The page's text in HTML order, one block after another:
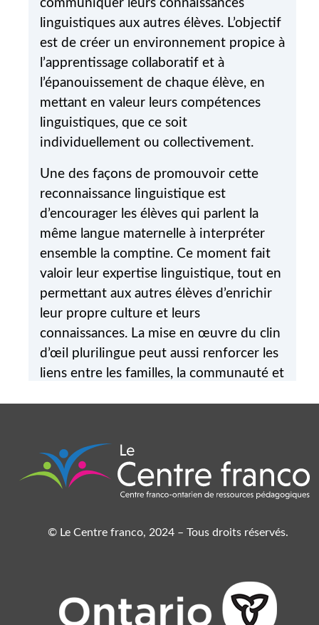
communiquer leurs connaissances
linguistiques aux autres élèves. L’objectif
est de créer un environnement propice à
l’apprentissage collaboratif et à
l’épanouissement de chaque élève, en
mettant en valeur leurs compétences
linguistiques, que ce soit
individuellement ou collectivement.
Une des façons de promouvoir cette
reconnaissance linguistique est
d’encourager les élèves qui parlent la
même langue maternelle à interpréter
ensemble la comptine. Ce moment fait
valoir leur expertise linguistique, tout en
permettant aux autres élèves d’enrichir
leur propre culture et leurs
connaissances. La mise en œuvre du clin
d’œil plurilingue peut aussi renforcer les
liens entre les familles, la communauté et
un environnement inclusif.
© Le Centre franco, 2024 – Tous droits réservés.